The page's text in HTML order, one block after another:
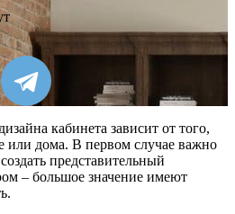
кабинета зависит от того,
или дома. В первом случае важно
представительный
– большое значение имеют